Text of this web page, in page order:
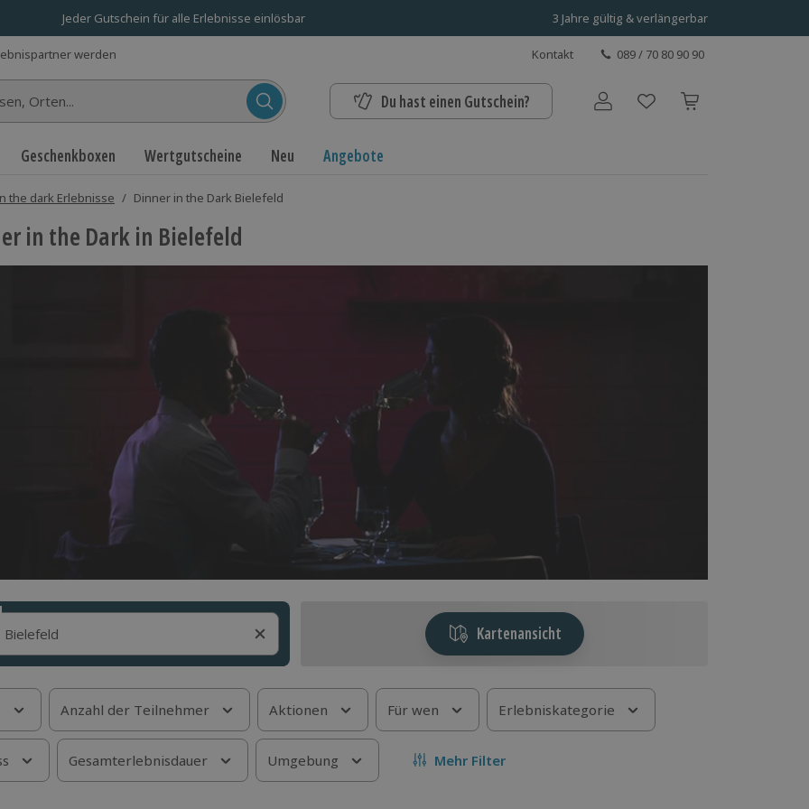
Jeder Gutschein für alle Erlebnisse einlösbar 3 Jahre gültig & verlängerbar
werden Kontakt 089 / 70 80 90 90
Du hast einen Gutschein? Benutzerkonto
Geschenkboxen Wertgutscheine Neu Angebote
the dark Erlebnisse / Dinner in the Dark Bielefeld
in the Dark in Bielefeld
Kartenansicht
Anzahl der Teilnehmer Aktionen Für wen Erlebniskategorie
Gesamterlebnisdauer Umgebung Mehr Filter